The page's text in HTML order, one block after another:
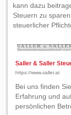
kann dazu
Steuern zu
steuerlicher
Saller & Saller
https://www.saller.at
Bei uns finden
Erfahrung und
persönlichen